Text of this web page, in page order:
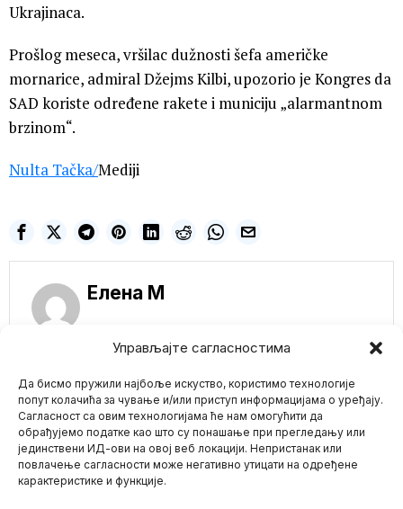
Управљајте сагласностима
Да бисмо пружили најбоље искуство, користимо технологије
попут колачића за чување и/или приступ информацијама о уређају.
Сагласност са овим технологијама ће нам омогућити да
обрађујемо податке као што су понашање при прегледању или
јединствени ИД-ови на овој веб локацији. Непристанак или
повлачење сагласности може негативно утицати на одређене
карактеристике и функције.
Ukrajinaca.
Prošlog meseca, vršilac dužnosti šefa američke
mornarice, admiral Džejms Kilbi, upozorio je Kongres da
SAD koriste određene rakete i municiju „alarmantnom
brzinom“.
Nulta Tačka/Mediji
Елена M
Mario zna Youtube
Farmaceutu 3 godine
zatvora zbog
uništavanja vakcina!
Farmaceut iz Vinskonsina
provešće tri godine iza
rešetaka nakon što